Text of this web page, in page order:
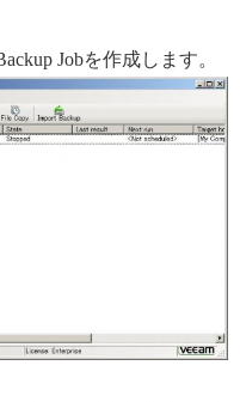
Jobを作成します。